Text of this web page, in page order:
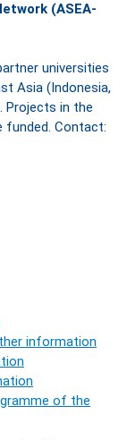
(ASEA-
universities
Asia (Indonesia,
Projects in the
funded. Contact:
information
of the